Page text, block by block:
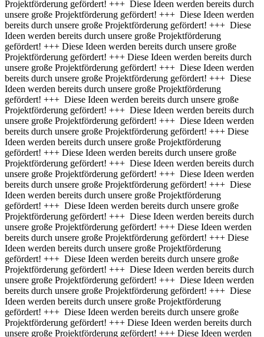
Projektförderung gefördert! +++ Diese Ideen werden bereits durch
unsere große Projektförderung gefördert! +++ Diese Ideen werden
bereits durch unsere große Projektförderung gefördert! +++ Diese
Ideen werden bereits durch unsere große Projektförderung
gefördert! +++ Diese Ideen werden bereits durch unsere große
Projektförderung gefördert! +++ Diese Ideen werden bereits durch
unsere große Projektförderung gefördert! +++ Diese Ideen werden
bereits durch unsere große Projektförderung gefördert! +++ Diese
Ideen werden bereits durch unsere große Projektförderung
gefördert! +++ Diese Ideen werden bereits durch unsere große
Projektförderung gefördert! +++ Diese Ideen werden bereits durch
unsere große Projektförderung gefördert! +++ Diese Ideen werden
bereits durch unsere große Projektförderung gefördert! +++ Diese
Ideen werden bereits durch unsere große Projektförderung
gefördert! +++ Diese Ideen werden bereits durch unsere große
Projektförderung gefördert! +++ Diese Ideen werden bereits durch
unsere große Projektförderung gefördert! +++ Diese Ideen werden
bereits durch unsere große Projektförderung gefördert! +++ Diese
Ideen werden bereits durch unsere große Projektförderung
gefördert! +++ Diese Ideen werden bereits durch unsere große
Projektförderung gefördert! +++ Diese Ideen werden bereits durch
unsere große Projektförderung gefördert! +++ Diese Ideen werden
bereits durch unsere große Projektförderung gefördert! +++ Diese
Ideen werden bereits durch unsere große Projektförderung
gefördert! +++ Diese Ideen werden bereits durch unsere große
Projektförderung gefördert! +++ Diese Ideen werden bereits durch
unsere große Projektförderung gefördert! +++ Diese Ideen werden
bereits durch unsere große Projektförderung gefördert! +++ Diese
Ideen werden bereits durch unsere große Projektförderung
gefördert! +++ Diese Ideen werden bereits durch unsere große
Projektförderung gefördert! +++ Diese Ideen werden bereits durch
unsere große Projektförderung gefördert! +++ Diese Ideen werden